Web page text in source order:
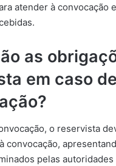
atender à convocação
as
em caso de
o reservista
convocação,
pelas